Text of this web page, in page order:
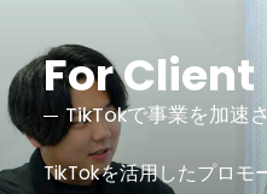
For Client
TikTokで事業を加速
TikTokを活用したプロモ